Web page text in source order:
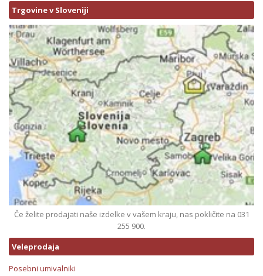
Trgovine v Sloveniji
Če želite prodajati naše izdelke v vašem kraju, nas pokličite na 031
255 900.
Veleprodaja
Posebni umivalniki